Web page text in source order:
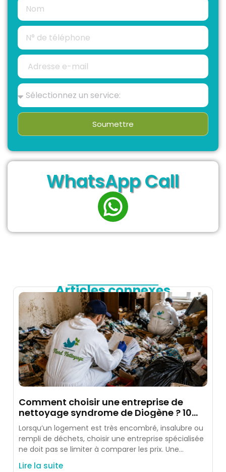
Soumettre
WhatsApp Call
Articles connexes
Comment choisir une entreprise de
nettoyage syndrome de Diogène ? 10
critères à vérifier
Lorsqu’un logement est très encombré, insalubre ou
rempli de déchets, choisir une entreprise spécialisée
ne doit pas se limiter à comparer les prix. Une
intervention
Lire la suite